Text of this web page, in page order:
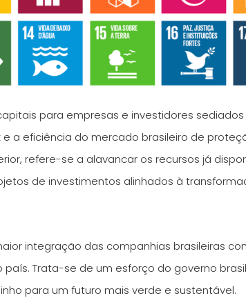
para empresas e investidores
e a eficiência do mercado brasileiro de
refere-se a alavancar os recursos já
de investimentos alinhados à
integração das companhias brasileiras
Trata-se de um esforço do governo
para um futuro mais verde e sustentável.